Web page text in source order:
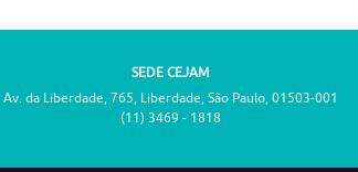
SEDE CEJAM
Av. da Liberdade, 765, Liberdade, São Paulo, 01503-001
(11) 3469 - 1818